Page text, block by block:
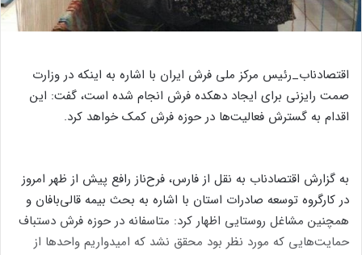
اقتصادناب_رئیس مرکز ملی فرش ایران با اشاره به اینکه در وزارت
صمت رایزنی برای ایجاد دهکده فرش انجام شده است، گفت: این
اقدام به گسترش فعالیت‌ها در حوزه فرش کمک خواهد کرد.
به گزارش اقتصادناب به نقل از فارس، فرح‌ناز رافع پیش از ظهر امروز
در کارگروه توسعه صادرات استان با اشاره به بحث بیمه قالی‌بافان و
همچنین مشاغل روستایی اظهار کرد: متاسفانه در حوزه فرش دستباف
حمایت‌هایی که مورد نظر بود محقق نشد که امیدواریم واحدها از